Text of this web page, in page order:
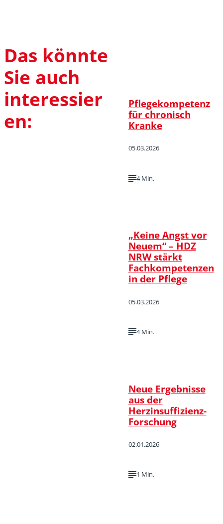
Das könnte
Sie auch
interessier
en:
Pflegekompetenz
für chronisch
Kranke
05.03.2026
4 Min.
„Keine Angst vor
Neuem“ – HDZ
NRW stärkt
Fachkompetenzen
in der Pflege
05.03.2026
4 Min.
Neue Ergebnisse
aus der
Herzinsuffizienz-
Forschung
02.01.2026
1 Min.